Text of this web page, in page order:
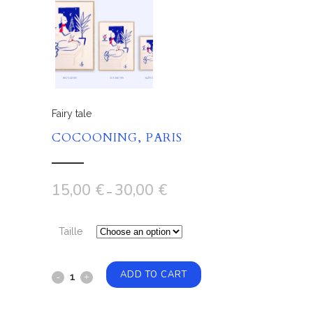
Fairy tale
COCOONING, PARIS
15,00 € – 30,00 €
Taille
ADD TO CART